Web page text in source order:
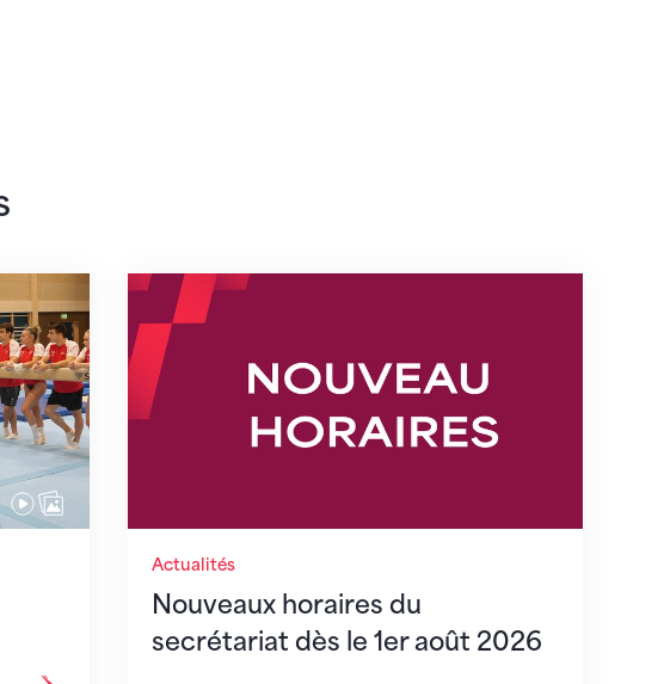
clairs
Actualités
Nouveaux horaires du
secrétariat dès le 1er août 2026
Nouveaux horaires du secrétariat dès le 1er août